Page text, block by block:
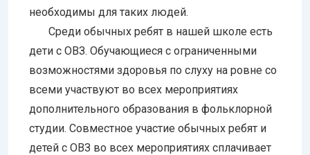
необходимы для таких людей.
Среди обычных ребят в нашей школе есть
дети с ОВЗ. Обучающиеся с ограниченными
возможностями здоровья по слуху на ровне со
всеми участвуют во всех мероприятиях
дополнительного образования в фольклорной
студии. Совместное участие обычных ребят и
детей с ОВЗ во всех мероприятиях сплачивает